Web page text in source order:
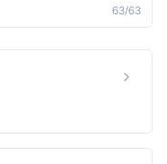
63/63